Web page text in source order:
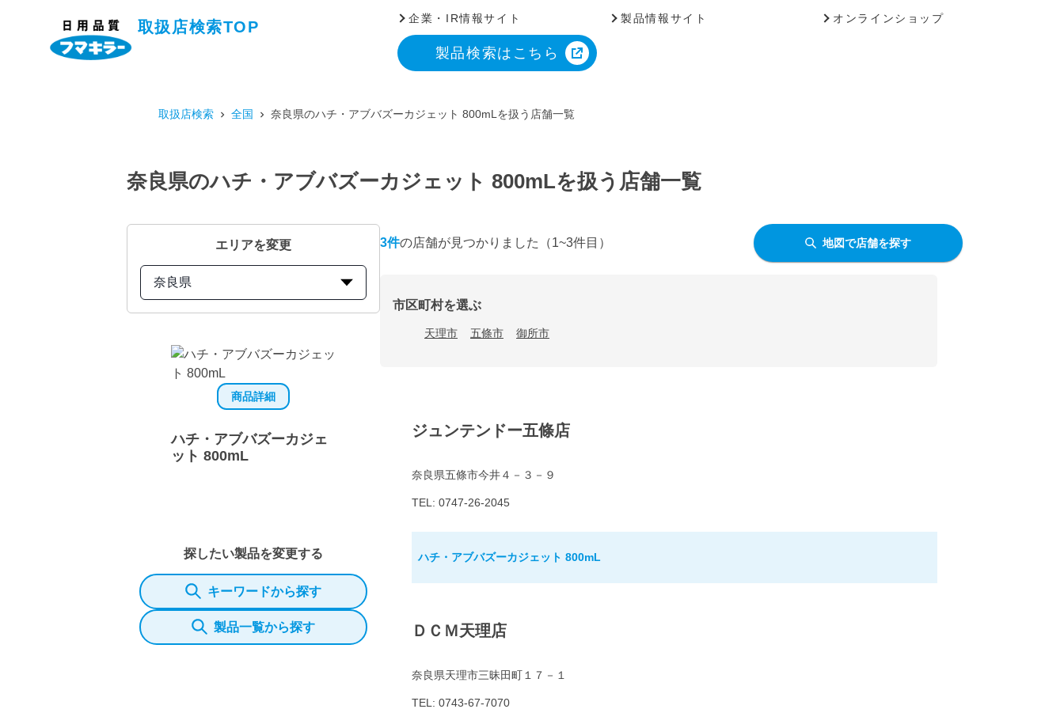
取扱店検索TOP
企業・IR情報サイト 製品情報サイト オンラインショップ
製品検索はこちら
取扱店検索 全国 奈良県のハチ・アブバズーカジェット 800mLを扱う店舗一覧
奈良県のハチ・アブバズーカジェット 800mLを扱う店舗一覧
エリアを変更
奈良県
商品詳細
ハチ・アブバズーカジェ
ット 800mL
探したい製品を変更する
キーワードから探す
製品一覧から探す
3件の店舗が見つかりました （1~3件目） 地図で店舗を探す
市区町村を選ぶ
天理市 五條市 御所市
ジュンテンドー五條店
奈良県五條市今井４－３－９
TEL: 0747-26-2045
ハチ・アブバズーカジェット 800mL
ＤＣＭ天理店
奈良県天理市三昧田町１７－１
TEL: 0743-67-7070